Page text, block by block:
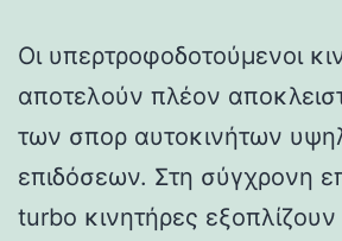
Οι υπερτροφοδοτούμενοι
αποτελούν πλέον
των σπορ αυτοκινήτων
επιδόσεων. Στη σύγχρονη
turbo κινητήρες